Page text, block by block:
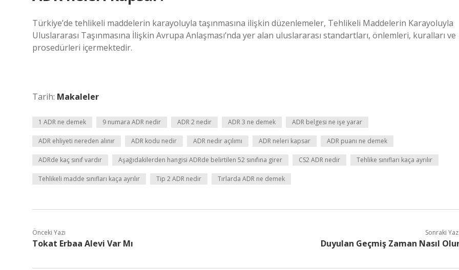
Türkiye’de tehlikeli maddelerin karayoluyla taşınmasına ilişkin düzenlemeler, Tehlikeli Maddelerin Karayoluyla
Uluslararası Taşınmasına İlişkin Avrupa Anlaşması’nda yer alan uluslararası standartları, önlemleri, kuralları ve
prosedürleri içermektedir.
Tarih: Makaleler
1 ADR ne demek 9 numara ADR nedir ADR 2 nedir ADR 3 ne demek ADR belgesi ne işe yarar
ADR ehliyeti nereden alınır ADR kodu nedir ADR nedir açılımı ADR neleri kapsar ADR puanı ne demek
ADRde kaç sınıf vardır Aşağıdakilerden hangisi ADRde belirtilen 52 sınıfına girer CS2 ADR nedir Tehlike sınıfları kaça ayrılır
Tehlikeli madde sınıfları kaça ayrılır Tip 2 ADR nedir Tırlarda ADR ne demek
Önceki Yazı
Tokat Erbaa Alevi Var Mı
Sonraki
Duyulan Geçmiş Zaman Nasıl